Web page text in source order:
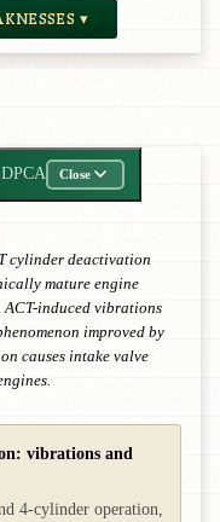
▾
DPCA Close
cylinder deactivation
mature engine
induced vibrations
improved by
causes intake valve
vibrations and
4-cylinder operation,